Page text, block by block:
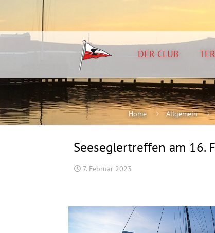
DER CLUB
Home Allgemein
Seeseglertreffen am 16.
7. Februar 2023